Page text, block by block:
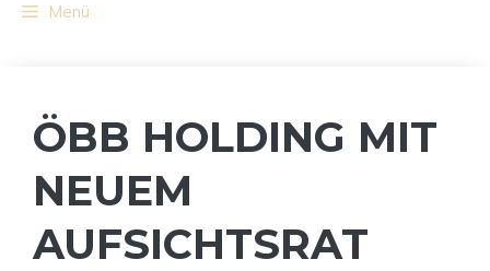
Menü
ÖBB HOLDING MIT
NEUEM
AUFSICHTSRAT